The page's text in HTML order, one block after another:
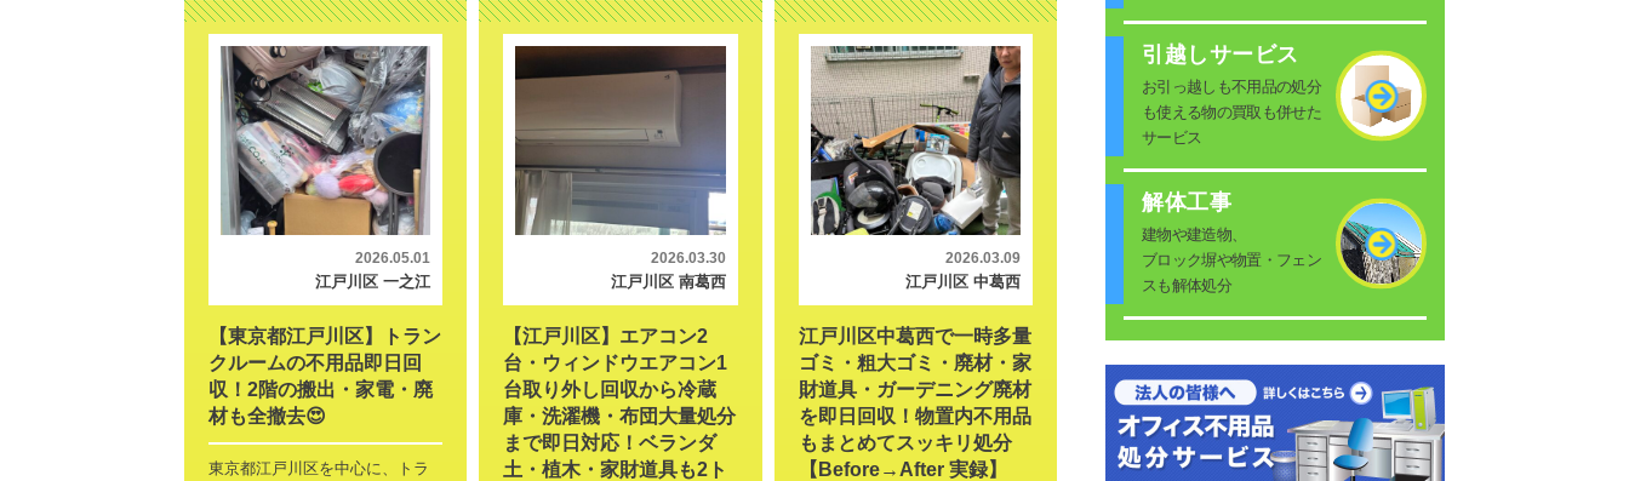
2026.05.01
江戸川区 一之江
【東京都江戸川区】トラン
クルームの不用品即日回
収！2階の搬出・家電・廃
材も全撤去😍
東京都江戸川区を中心に、トラ
2026.03.30
江戸川区 南葛西
【江戸川区】エアコン2
台・ウィンドウエアコン1
台取り外し回収から冷蔵
庫・洗濯機・布団大量処分
まで即日対応！ベランダ
土・植木・家財道具も2ト
2026.03.09
江戸川区 中葛西
江戸川区中葛西で一時多量
ゴミ・粗大ゴミ・廃材・家
財道具・ガーデニング廃材
を即日回収！物置内不用品
もまとめてスッキリ処分
【Before→After 実録】
引越しサービス
お引っ越しも不用品の処分
も使える物の買取も併せた
サービス
解体工事
建物や建造物、
ブロック塀や物置・フェン
スも解体処分